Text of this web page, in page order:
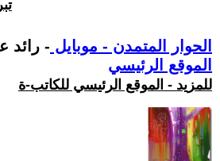
الحوار المتمدن - موبايل - رائد
الموقع الرئيسي
للمزيد - الموقع الرئيسي للكاتب-ة